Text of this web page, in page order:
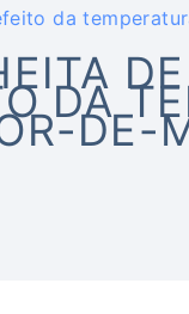
da
DE
DA
DE-